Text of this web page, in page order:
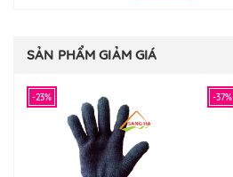
SẢN PHẨM GIẢM GIÁ
-23% -37%